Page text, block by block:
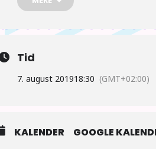
Køb billetter
Tid
7. august 201918:30 (GMT+02:00)
KALENDER GOOGLE